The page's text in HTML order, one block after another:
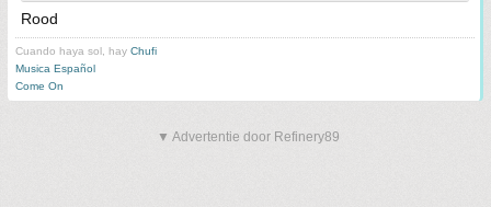
Rood
Cuando haya sol, hay Chufi
Musica Español
Come On
▼ Advertentie door Refinery89